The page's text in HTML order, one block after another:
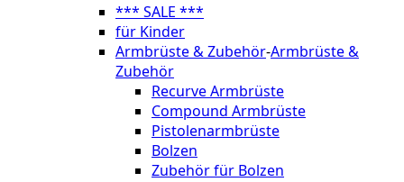
*** SALE ***
für Kinder
Armbrüste & Zubehör-Armbrüste &
Zubehör
Recurve Armbrüste
Compound Armbrüste
Pistolenarmbrüste
Bolzen
Zubehör für Bolzen